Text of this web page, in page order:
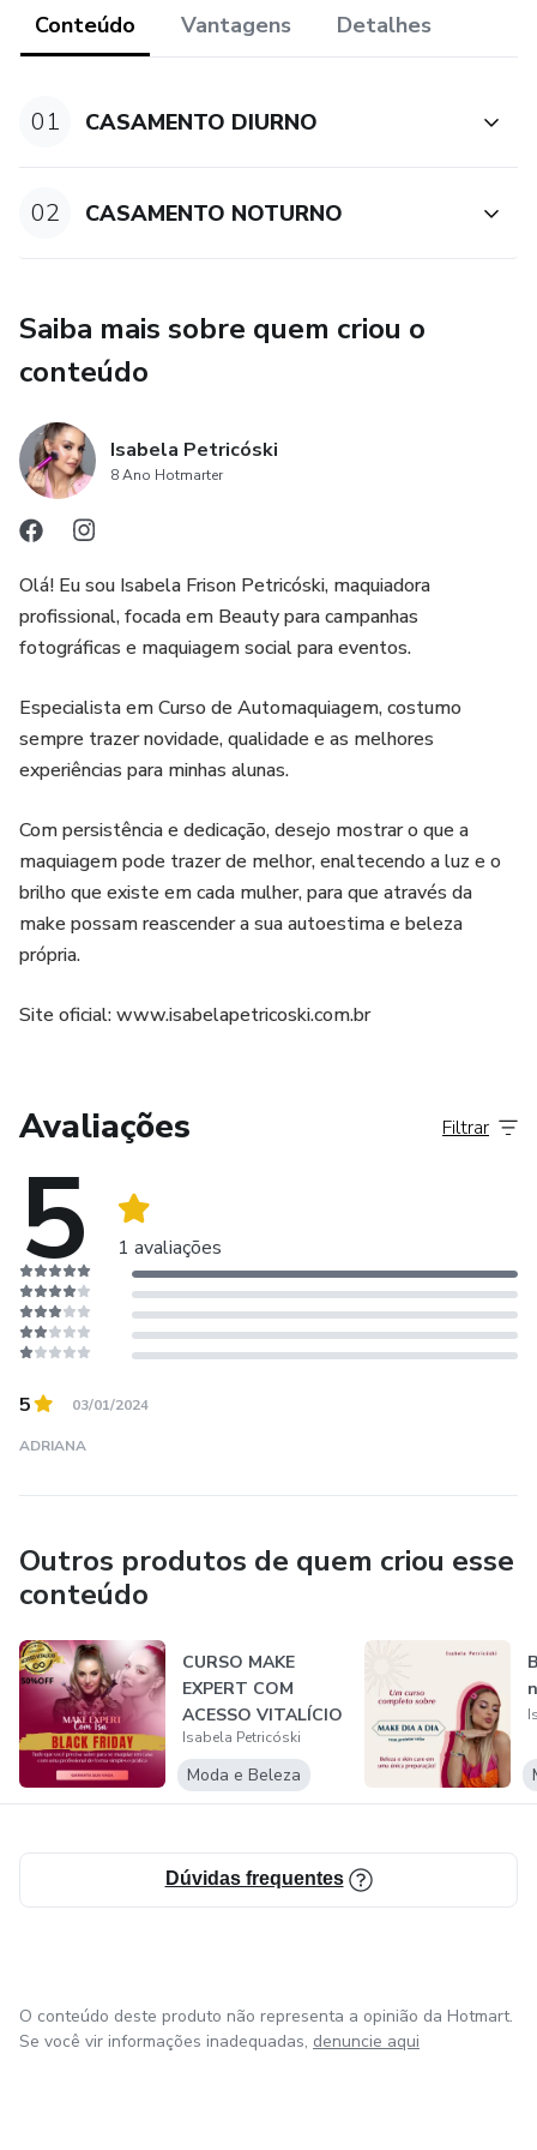
sentir deslocada com uma maquiagem que não combina
com você! Vamos juntas?
Conteúdo Vantagens Detalhes
01 CASAMENTO DIURNO
02 CASAMENTO NOTURNO
Saiba mais sobre quem criou o
conteúdo
Isabela Petricóski
8 Ano Hotmarter
Olá! Eu sou Isabela Frison Petricóski, maquiadora
profissional, focada em Beauty para campanhas
fotográficas e maquiagem social para eventos.
Especialista em Curso de Automaquiagem, costumo
sempre trazer novidade, qualidade e as melhores
experiências para minhas alunas.
Com persistência e dedicação, desejo mostrar o que a
maquiagem pode trazer de melhor, enaltecendo a luz e o
brilho que existe em cada mulher, para que através da
make possam reascender a sua autoestima e beleza
própria.
Site oficial: www.isabelapetricoski.com.br
Avaliações
5 1 avaliações
Filtrar
5 03/01/2024
ADRIANA
Outros produtos de quem criou esse
conteúdo
CURSO MAKE
EXPERT COM
ACESSO VITALÍCIO
POR APENAS R$
99,70
Isabela Petricóski
Moda e Beleza
Dúvidas frequentes
O conteúdo deste produto não representa a opinião da Hotmart.
Se você vir informações inadequadas, denuncie aqui